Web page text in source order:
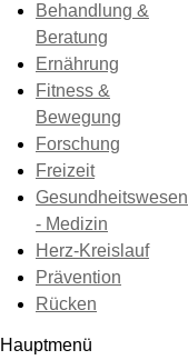
Behandlung &
Beratung
Ernährung
Fitness &
Bewegung
Forschung
Freizeit
Gesundheitswesen
- Medizin
Herz-Kreislauf
Prävention
Rücken
Hauptmenü